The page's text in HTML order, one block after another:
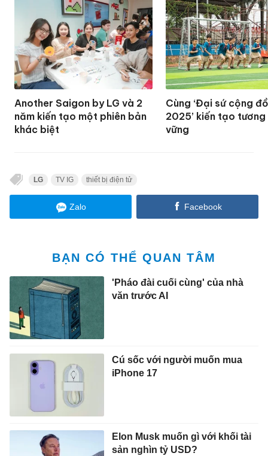
Another Saigon by LG và 2
năm kiến tạo một phiên bản
khác biệt
Cùng ‘Đại sứ cộng
2025’ kiến tạo
vững
LG TV IG thiết bị điện tử
Zalo Facebook
BẠN CÓ THỂ QUAN TÂM
'Pháo đài cuối cùng' của nhà
văn trước AI
Cú sốc với người muốn mua
iPhone 17
Elon Musk muốn gì với khối tài
sản nghìn tỷ USD?